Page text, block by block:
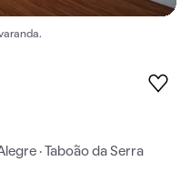
· Taboão da Serra